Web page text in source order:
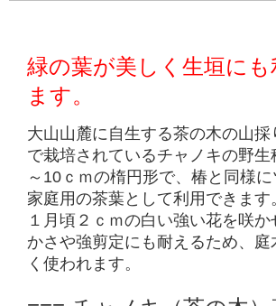
緑の葉が美しく生垣にも
ます。
大山山麓に自生する茶の木の山採
で栽培されているチャノキの野
～10ｃｍの楕円形で、椿と同様に
家庭用の茶葉として利用できます
１月頃２ｃｍの白い強い花を咲
かさや強剪定にも耐えるため、庭
く使われます。